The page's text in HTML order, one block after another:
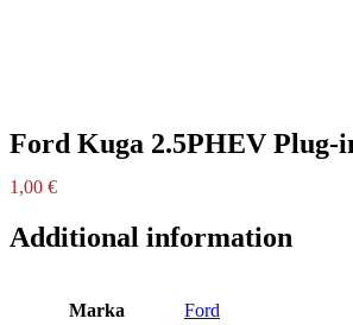
Ford Kuga 2.5PHEV
1,00 €
Additional information
Marka Ford